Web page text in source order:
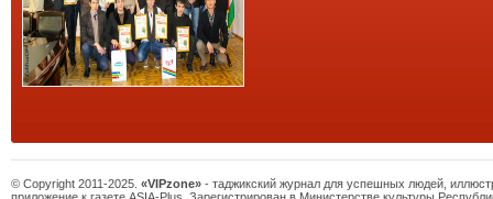
© Copyright 2011-2025. «VIPzone» - таджикский журнал для успешных людей,